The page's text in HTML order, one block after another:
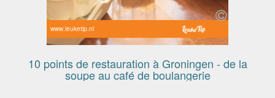
www.leuketip.nl
10 points de restauration à Groningen - de la
soupe au café de boulangerie